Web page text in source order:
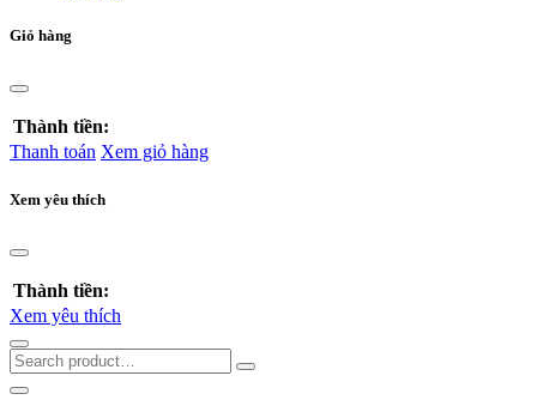
Giỏ hàng
Thành tiền:
Thanh toán Xem giỏ hàng
Xem yêu thích
Thành tiền:
Xem yêu thích